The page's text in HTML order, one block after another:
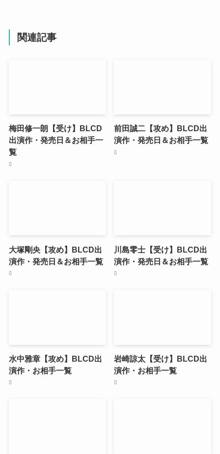
関連記事
梅田修一朗【受け】BLCD
出演作・発売日＆お相手一
覧
前田誠二【攻め】BLCD出
演作・発売日＆お相手一覧
大塚剛央【攻め】BLCD出
演作・発売日＆お相手一覧
川島零士【受け】BLCD出
演作・発売日＆お相手一覧
水中雅章【攻め】BLCD出
演作・お相手一覧
岩崎諒太【受け】BLCD出
演作・お相手一覧